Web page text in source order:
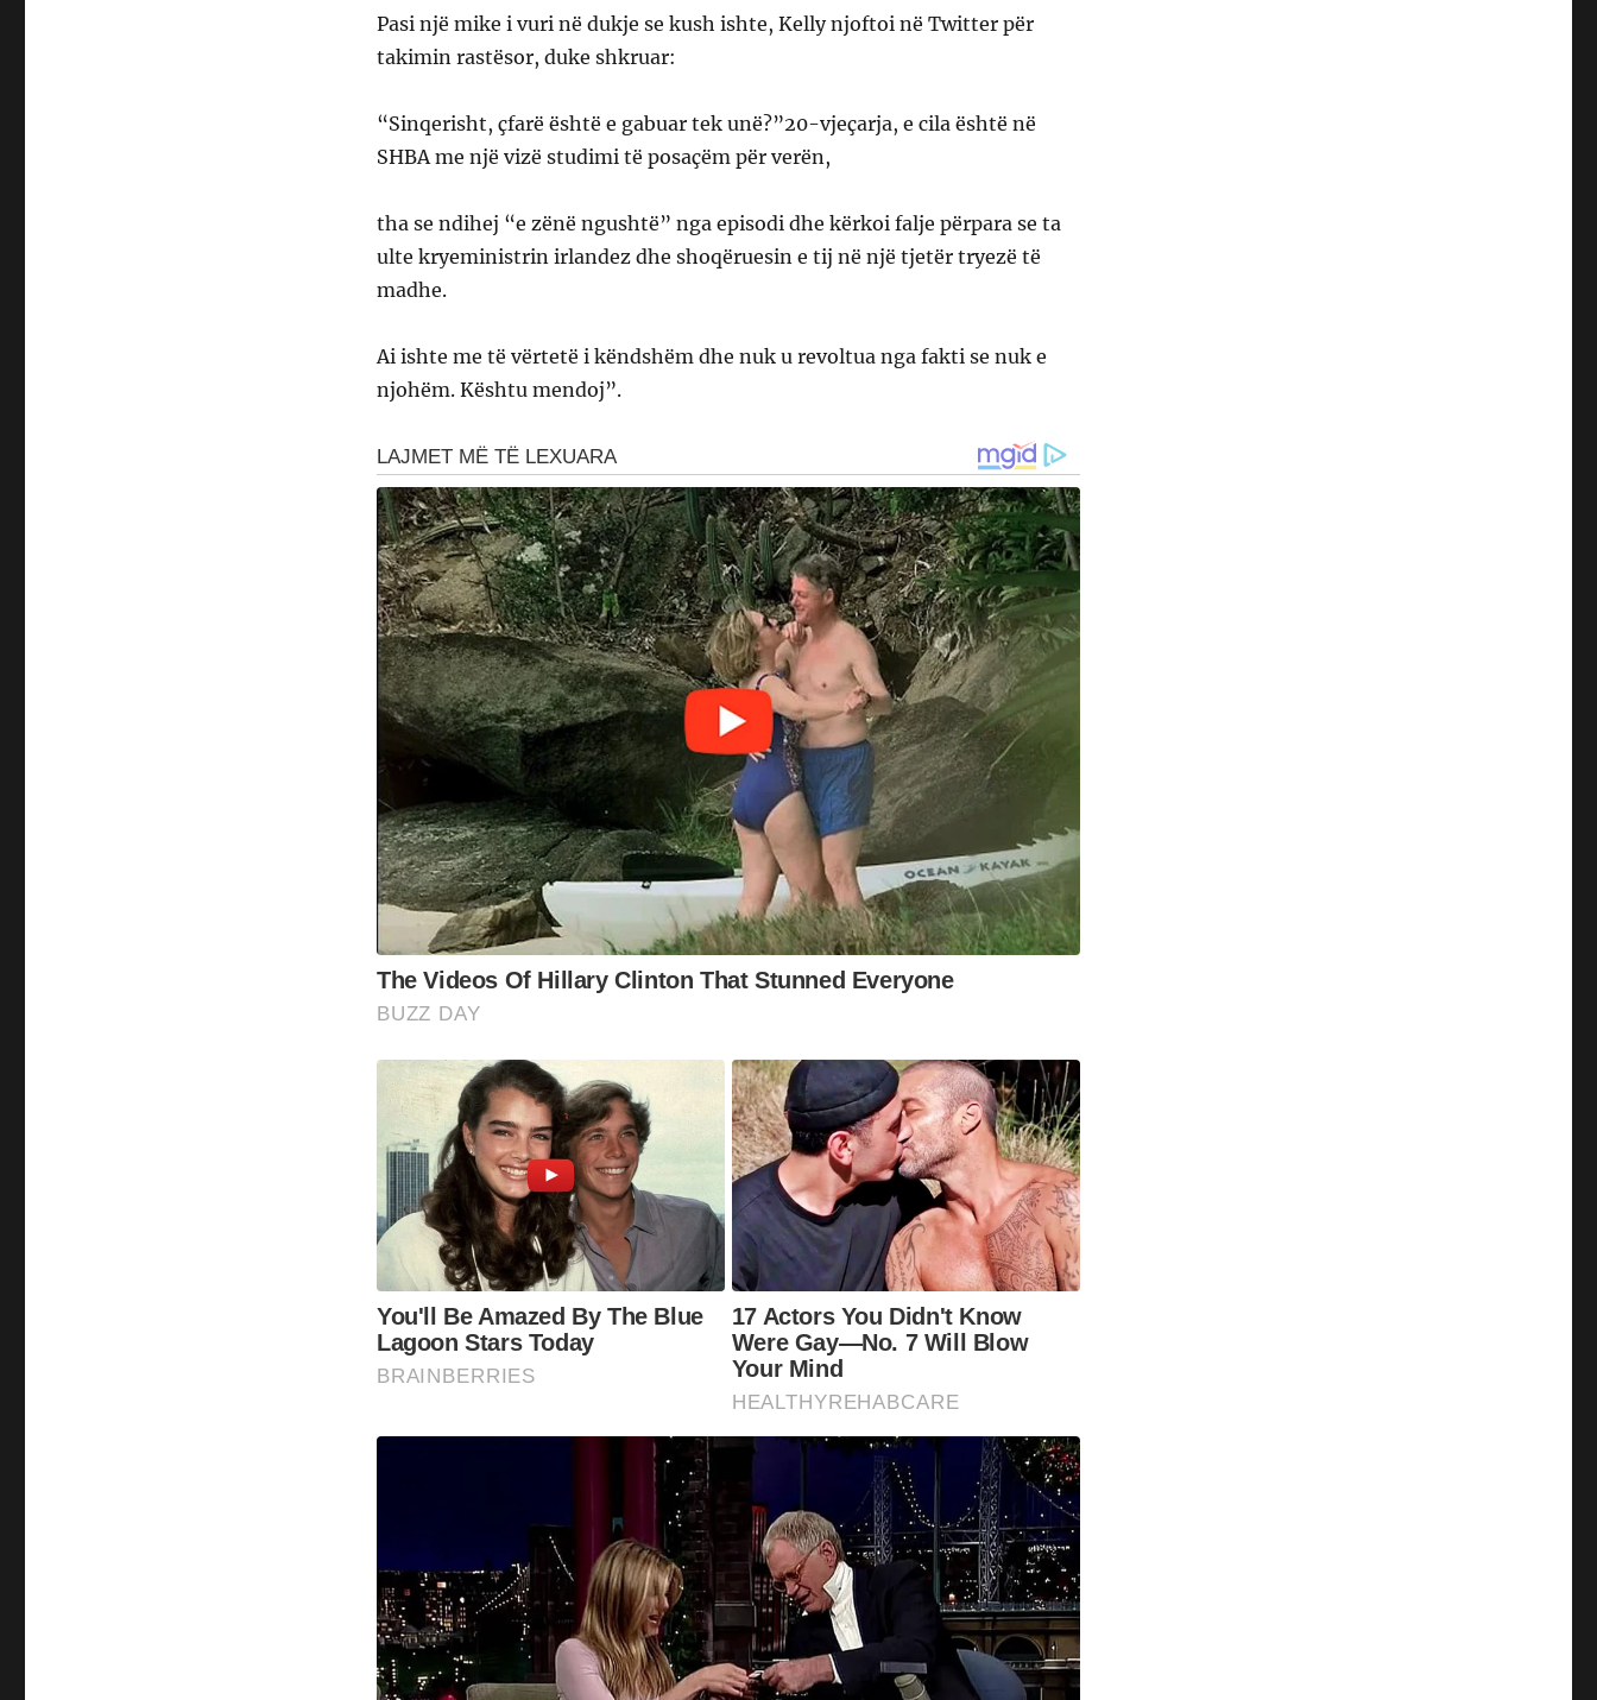
Pasi një mike i vuri në dukje se kush ishte, Kelly njoftoi në Twitter për
takimin rastësor, duke shkruar:
“Sinqerisht, çfarë është e gabuar tek unë?”20-vjeçarja, e cila është në
SHBA me një vizë studimi të posaçëm për verën,
tha se ndihej “e zënë ngushtë” nga episodi dhe kërkoi falje përpara se ta
ulte kryeministrin irlandez dhe shoqëruesin e tij në një tjetër tryezë të
madhe.
Ai ishte me të vërtetë i këndshëm dhe nuk u revoltua nga fakti se nuk e
njohëm. Kështu mendoj”.